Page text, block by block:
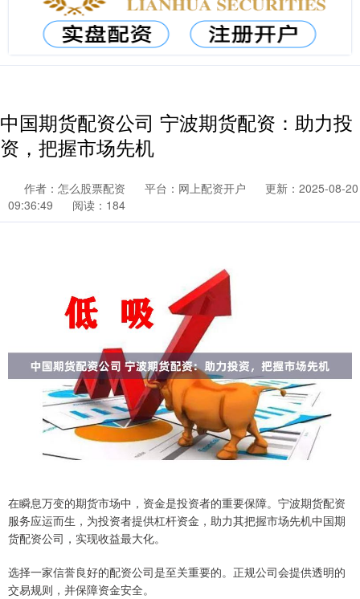
中国期货配资公司 宁波期货配资：助力投
资，把握市场先机
作者：怎么股票配资 平台：网上配资开户
更新：2025-08-20
09:36:49
阅读：184
在瞬息万变的期货市场中，资金是投资者的重要保障。宁波期货配资
服务应运而生，为投资者提供杠杆资金，助力其把握市场先机中国期
货配资公司，实现收益最大化。
选择一家信誉良好的配资公司是至关重要的。正规公司会提供透明的
交易规则，并保障资金安全。